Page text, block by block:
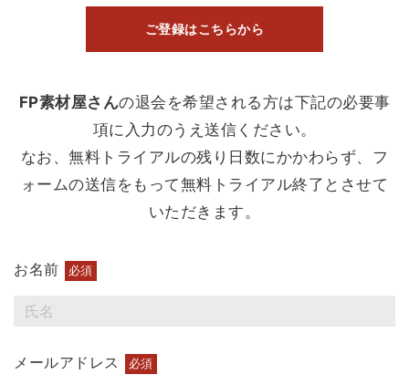
ご登録はこちらから
FP素材屋さんの退会を希望される方は下記の必要事
項に入力のうえ送信ください。
なお、無料トライアルの残り日数にかかわらず、フ
ォームの送信をもって無料トライアル終了とさせて
いただきます。
お名前 必須
メールアドレス 必須